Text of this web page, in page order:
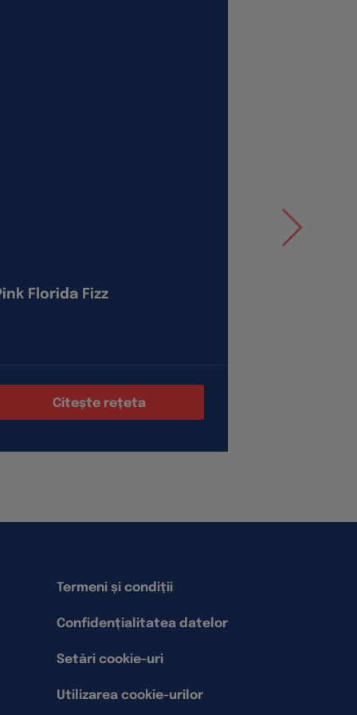
Florida Fizz
Citește rețeta
Termeni și condiții
Confidențialitatea datelor
Setări cookie-uri
Utilizarea cookie-urilor